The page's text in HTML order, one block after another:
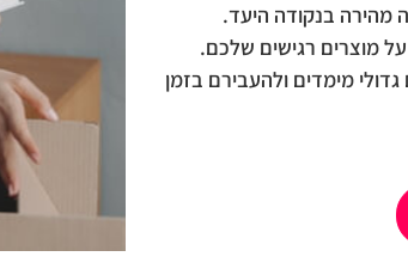
מהירה בנקודה היעד.
מוצרים רגישים שלכם.
מימדים ולהעבירם בזמן